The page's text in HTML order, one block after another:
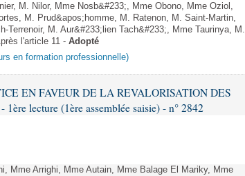
M. Nilor, Mme Nosb&#233;, Mme Obono, Mme Oziol,
M. Prud&apos;homme, M. Ratenon, M. Saint-Martin,
Terrenoir, M. Aur&#233;lien Tach&#233;, Mme Taurinya, M.
l'article 11 - Adopté
en formation professionnelle)
EN FAVEUR DE LA REVALORISATION DES
lecture (1ère assemblée saisie) - n° 2842
Mme Arrighi, Mme Autain, Mme Balage El Mariky, Mme